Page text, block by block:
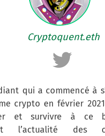
Cryptoquent.eth
qui a commencé à
crypto en février
et survivre à ce
l’actualité des